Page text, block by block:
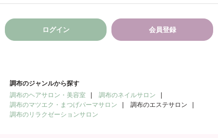
ログイン 会員登録
調布のジャンルから探す
調布のヘアサロン・美容室
調布のネイルサロン
調布のマツエク・まつげパーマサロン
調布のエステサロン
調布のリラクゼーションサロン